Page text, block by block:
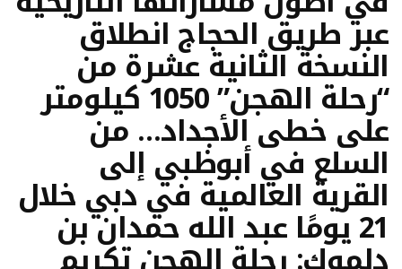
عبر طريق الحجاج انطلاق
النسخة الثانية عشرة من
“رحلة الهجن” 1050 كيلومتر
على خطى الأجداد… من
السلع في أبوظبي إلى
القرية العالمية في دبي خلال
21 يومًا عبد الله حمدان بن